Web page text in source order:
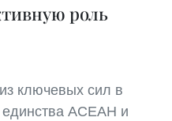
роль
ключевых сил в
единства АСЕАН и